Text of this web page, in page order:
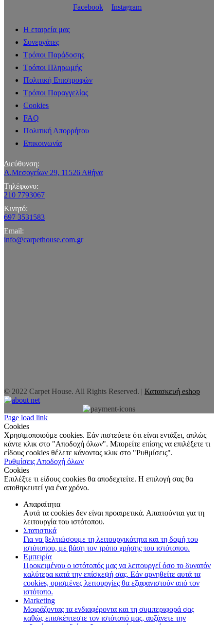
Facebook Instagram
Η εταιρεία μας
Συνεργάτες
Τρόποι Παράδοσης
Τρόποι Πληρωμής
Πολιτική Επιστροφών
Τρόποι Παραγγελίας
Cookies
FAQ
Πολιτική Απορρήτου
Επικοινωνία
Διεύθυνση:
Λ.Μεσογείων 29, 11526 Αθήνα
Τηλέφωνο:
210 7793067
Κινητό:
697 3531583
Email:
info@carpethouse.com.gr
© 2022 Carpet House. All Rights Reserved. | Κατασκευή eshop
Page load link
Cookies
Χρησιμοποιούμε cookies. Εάν πιστεύετε ότι είναι εντάξει, απλώς
κάντε κλικ στο "Αποδοχή όλων". Μπορείτε επίσης να επιλέξετε τι
είδους cookies θέλετε κάνοντας κλικ στο "Ρυθμίσεις".
Ρυθμίσεις Αποδοχή όλων
Cookies
Επιλέξτε τι είδους cookies θα αποδεχτείτε. Η επιλογή σας θα
αποθηκευτεί για ένα χρόνο.
Απαραίτητα
Αυτά τα cookies δεν είναι προαιρετικά. Απαιτούνται για τη
λειτουργία του ιστότοπου.
Στατιστικά
Για να βελτιώσουμε τη λειτουργικότητα και τη δομή του
ιστότοπου, με βάση τον τρόπο χρήσης του ιστότοπου.
Εμπειρία
Προκειμένου ο ιστότοπός μας να λειτουργεί όσο το δυνατόν
καλύτερα κατά την επίσκεψή σας. Εάν αρνηθείτε αυτά τα
cookies, ορισμένες λειτουργίες θα εξαφανιστούν από τον
ιστότοπο.
Marketing
Μοιράζοντας τα ενδιαφέροντα και τη συμπεριφορά σας
καθώς επισκέπτεστε τον ιστότοπό μας, αυξάνετε την